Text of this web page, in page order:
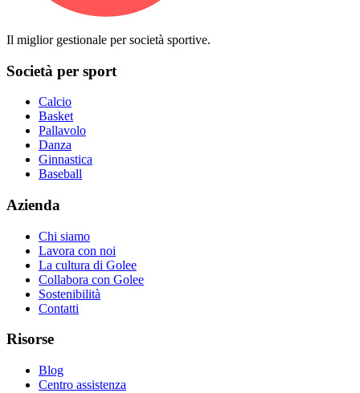
Il miglior gestionale per società sportive.
Società per sport
Calcio
Basket
Pallavolo
Danza
Ginnastica
Baseball
Azienda
Chi siamo
Lavora con noi
La cultura di Golee
Collabora con Golee
Sostenibilità
Contatti
Risorse
Blog
Centro assistenza